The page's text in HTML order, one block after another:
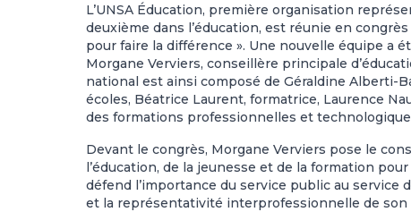
L’UNSA Éducation, première organisation
deuxième dans l’éducation, est réunie en
pour faire la différence ». Une nouvelle équipe a
Morgane Verviers, conseillère principale
national est ainsi composé de Géraldine Alberti-
écoles, Béatrice Laurent, formatrice, Laurence
des formations professionnelles et
Devant le congrès, Morgane Verviers pose le
l’éducation, de la jeunesse et de la formation
défend l’importance du service public au
et la représentativité interprofessionnelle de son